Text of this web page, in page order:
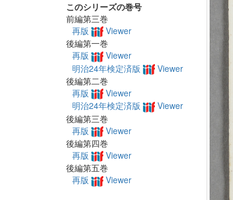
このシリーズの巻号
前編第三巻
再版
Viewer
後編第一巻
再版
Viewer
明治24年検定済版
Viewer
後編第二巻
再版
Viewer
明治24年検定済版
Viewer
後編第三巻
再版
Viewer
後編第四巻
再版
Viewer
後編第五巻
再版
Viewer